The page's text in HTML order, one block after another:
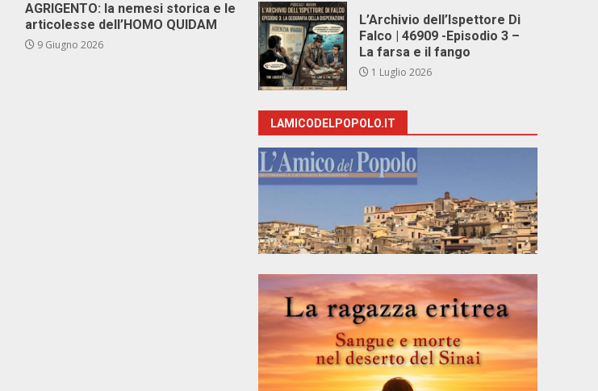
AGRIGENTO: la nemesi storica e le
articolesse dell’HOMO QUIDAM
9 Giugno 2026
L’Archivio dell’Ispettore Di
Falco | 46909 -Episodio 3 –
La farsa e il fango
1 Luglio 2026
LAMICODELPOPOLO.IT